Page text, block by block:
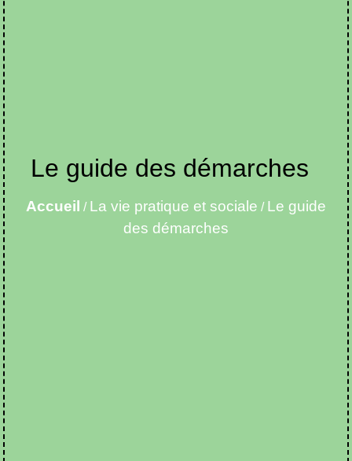
Le guide des démarches
Accueil / La vie pratique et sociale / Le guide
des démarches